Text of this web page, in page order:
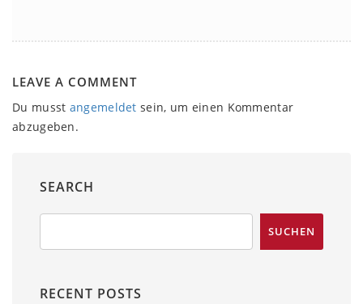
LEAVE A COMMENT
Du musst angemeldet sein, um einen Kommentar
abzugeben.
SEARCH
RECENT POSTS